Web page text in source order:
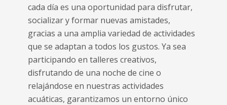
cada día es una oportunidad para disfrutar,
socializar y formar nuevas amistades,
gracias a una amplia variedad de actividades
que se adaptan a todos los gustos. Ya sea
participando en talleres creativos,
disfrutando de una noche de cine o
relajándose en nuestras actividades
acuáticas, garantizamos un entorno único